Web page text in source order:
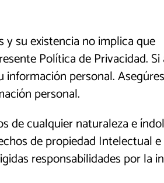
y su existencia no implica
Política de Privacidad.
personal.
personal.
de cualquier naturaleza e
de propiedad Intelectual
responsabilidades por la